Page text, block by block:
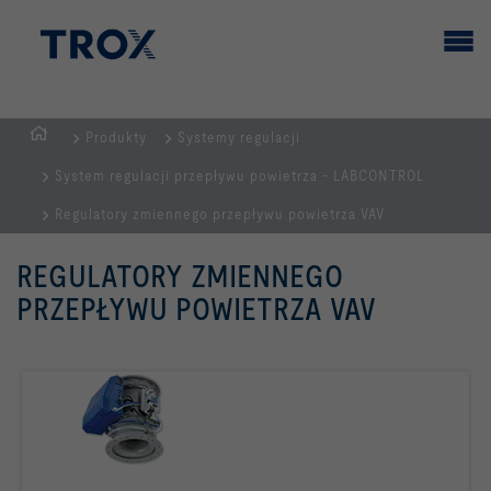
GŁÓWNA
Produkty Systemy regulacji
System regulacji przepływu powietrza - LABCONTROL
Regulatory zmiennego przepływu powietrza VAV
REGULATORY ZMIENNEGO
PRZEPŁYWU POWIETRZA VAV